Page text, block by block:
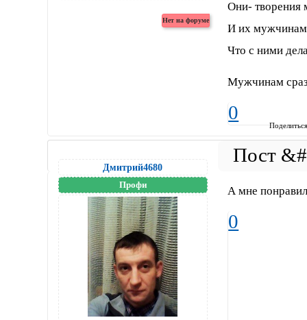
Они- творения
И их
Что с ними
Мужчинам
0
Дмитрий4680
Профи А мне
0